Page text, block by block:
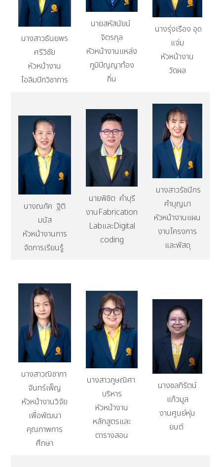
นางสาวธันยพร
ศรีวิชัย
หัวหน้างาน
โอลิมปิกวิชาการ
นายสหัสนัยน์
จิตรกุล
หัวหน้างานแหล่ง
ภูมิปัญญาท้อง
ถิ่น
นางรุ่งเรือง อุด
แจ่ม
หัวหน้างาน
วัดผล
นางณภัค ฐิติ
มนัส
หัวหน้างานการ
จัดการเรียนรู้
นายพิชิต คำบุรี
งานFabrication
LabและDigital
coding
นางสาวรัชนีกร
คำบุญมา
หัวหน้างานแผน
งานโครงการ
และพัสดุ
นางสาวณิชาภา
จันทร์เพ็ญ
หัวหน้างานวิจัย
เพื่อพัฒนา
คุณภาพการ
ศึกษา
นางสาวภูษณิศา
บริหาร
หัวหน้างาน
หลักสูตรและ
ตารางสอน
นางชลภิรัตน์
แก้วมูล
งานศูนย์หุ่น
ยนต์